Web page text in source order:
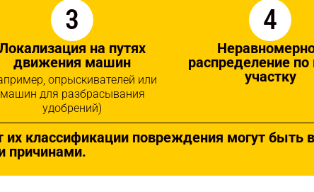
3
на путях
движения машин
опрыскивателей или
машин для разбрасывания
удобрений)
4
распределение по
участку
их классификации повреждения могут быть
причинами.